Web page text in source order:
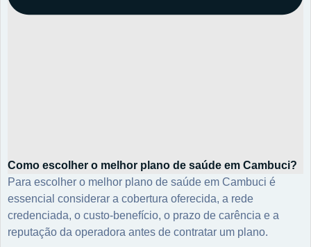
Como escolher o melhor plano de saúde em Cambuci?
Para escolher o melhor plano de saúde em Cambuci é
essencial considerar a cobertura oferecida, a rede
credenciada, o custo-benefício, o prazo de carência e a
reputação da operadora antes de contratar um plano.